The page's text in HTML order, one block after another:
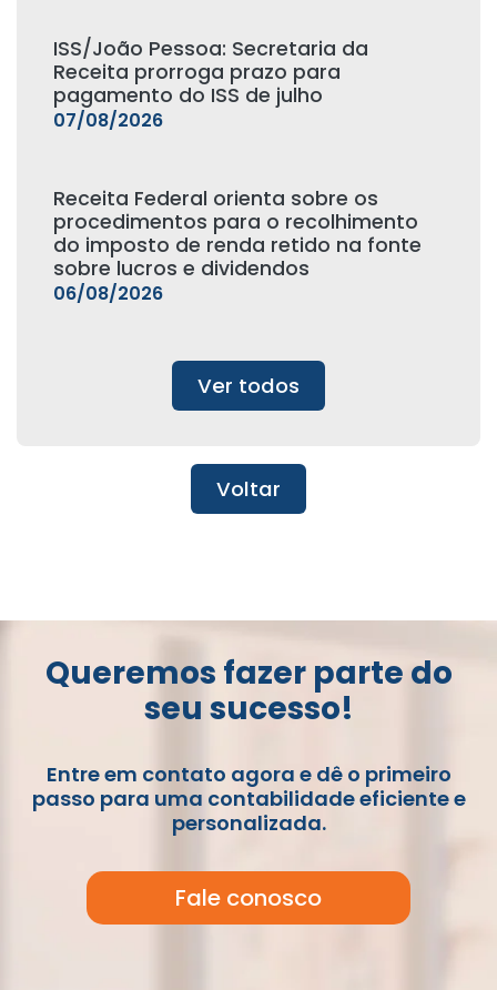
ISS/João Pessoa: Secretaria da
Receita prorroga prazo para
pagamento do ISS de julho
07/08/2026
Receita Federal orienta sobre os
procedimentos para o recolhimento
do imposto de renda retido na fonte
sobre lucros e dividendos
06/08/2026
Ver todos
Voltar
Queremos fazer parte do
seu sucesso!
Entre em contato agora e dê o primeiro
passo para uma contabilidade eficiente e
personalizada.
Fale conosco